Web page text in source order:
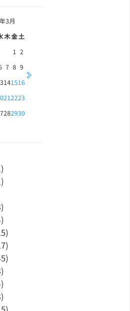
3月
木金土
1 2
7 8 9
141516
212223
282930